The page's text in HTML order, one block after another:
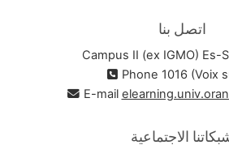
اتصل بنا
Campus II (ex IGMO) Es-
Phone 1016 (Voix
E-mail
الاجتماعية